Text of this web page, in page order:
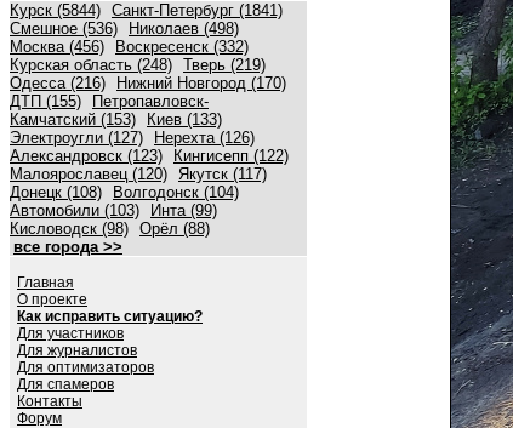
Курск (5844) Санкт-Петербург (1841)
Смешное (536)
Николаев (498)
Москва (456)
Воскресенск (332)
Курская область (248) Тверь (219)
Одесса (216)
Нижний Новгород (170)
ДТП (155)
Петропавловск-
Камчатский (153)
Киев (133)
Электроугли (127)
Нерехта (126)
Александровск (123)
Кингисепп (122)
Малоярославец (120) Якутск (117)
Донецк (108)
Волгодонск (104)
Автомобили (103)
Инта (99)
Кисловодск (98) Орёл (88)
все города >>
Главная
О проекте
Как исправить ситуацию?
Для участников
Для журналистов
Для оптимизаторов
Для спамеров
Контакты
Форум